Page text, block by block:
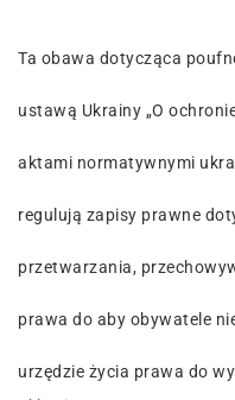
Ta obawa dotycząca
ustawą Ukrainy „O
aktami normatywnymi
regulują zapisy prawne
przetwarzania,
prawa do aby obywatele
urzędzie życia prawa do